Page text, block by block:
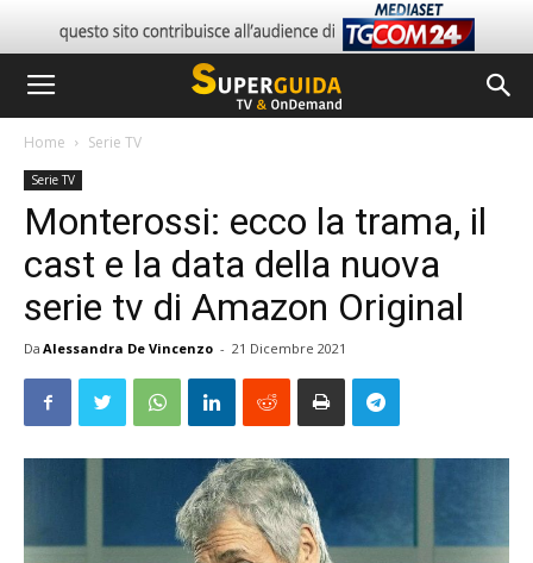
Home Serie TV
Serie TV
Monterossi: ecco la trama, il
cast e la data della nuova
serie tv di Amazon Original
Da Alessandra De Vincenzo - 21 Dicembre 2021